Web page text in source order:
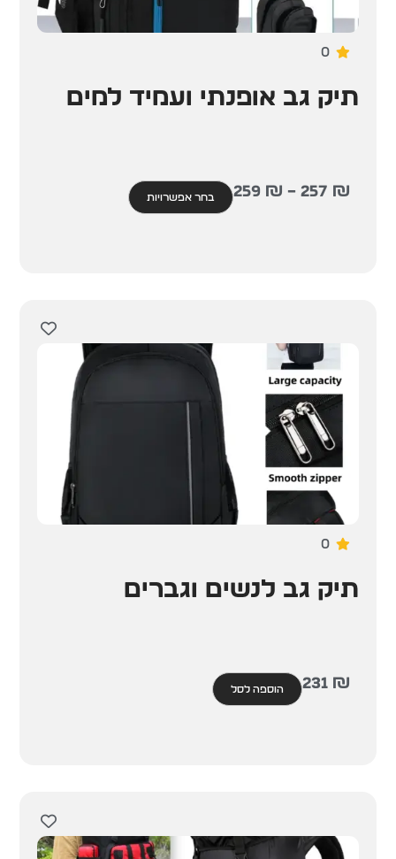
0
תיק גב אופנתי ועמיד למים
257 ₪
–
259 ₪ בחר אפשרויות
0
תיק גב לנשים וגברים
231 ₪ הוספה לסל